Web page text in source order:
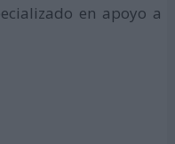
en apoyo a